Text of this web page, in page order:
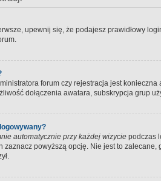
upewnij się, że podajesz prawidłowy
forum czy rejestracja jest
dołączenia awatara, subskrypcja grup
automatycznie przy każdej wizycie podczas
zaznacz powyższą opcję. Nie jest to